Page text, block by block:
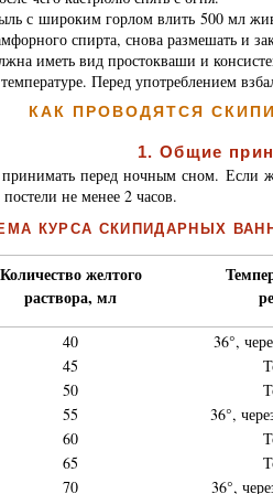
с широким горлом влить 500 мл
спирта, снова размешать и
иметь вид простокваши и
Перед употреблением
КАК ПРОВОДЯТСЯ
1. Общие
перед ночным сном. Если
не менее 2 часов.
КУРСА СКИПИДАРНЫХ
Количество желтого
раствора, мл
40
36°,
45
50
55
36°,
60
65
70 36°,